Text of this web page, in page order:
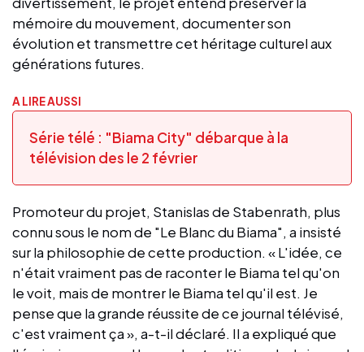
mémoire du mouvement, documenter son
évolution et transmettre cet héritage culturel aux
générations futures.
A LIRE AUSSI
Série télé : "Biama City" débarque à la
télévision des le 2 février
Promoteur du projet, Stanislas de Stabenrath, plus
connu sous le nom de "Le Blanc du Biama", a insisté
sur la philosophie de cette production. « L'idée, ce
n'était vraiment pas de raconter le Biama tel qu'on
le voit, mais de montrer le Biama tel qu'il est. Je
pense que la grande réussite de ce journal télévisé,
c'est vraiment ça », a-t-il déclaré. Il a expliqué que